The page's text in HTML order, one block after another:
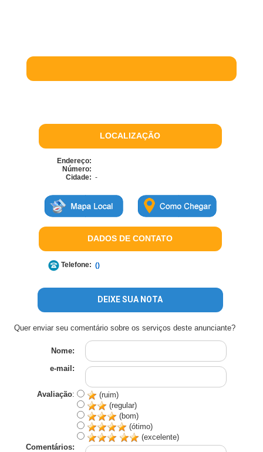
LOCALIZAÇÃO
Endereço:
Número:
Cidade: -
DADOS DE CONTATO
Telefone: ()
DEIXE SUA NOTA
Quer enviar seu comentário sobre os serviços deste anunciante?
Nome:
e-mail:
Avaliação:
(ruim)
(regular)
(bom)
(ótimo)
(excelente)
Comentários: